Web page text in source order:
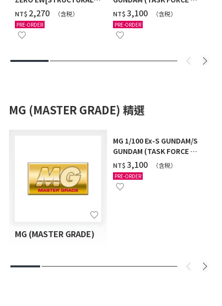
COATING/BLACK] [2026年
12月發送]
NT$ ‌2,270 （含税）
PRE-ORDER
Ver.) [2026年10月發送]
NT$‌3,100 （含税）
PRE-ORDER
MG (MASTER GRADE) 精選
MG (MASTER GRADE)
MG 1/100 Ex-S GUNDAM/S
GUNDAM (TASK FORCE α
Ver.) [2026年10月發送]
NT$‌3,100 （含税）
PRE-ORDER